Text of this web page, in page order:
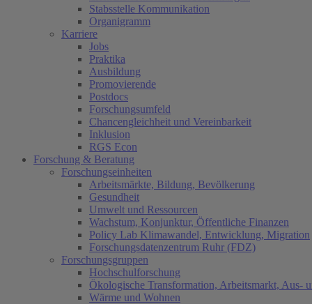
Stabsstelle Kommunikation
Organigramm
Karriere
Jobs
Praktika
Ausbildung
Promovierende
Postdocs
Forschungsumfeld
Chancengleichheit und Vereinbarkeit
Inklusion
RGS Econ
Forschung & Beratung
Forschungseinheiten
Arbeitsmärkte, Bildung, Bevölkerung
Gesundheit
Umwelt und Ressourcen
Wachstum, Konjunktur, Öffentliche Finanzen
Policy Lab Klimawandel, Entwicklung, Migration
Forschungsdatenzentrum Ruhr (FDZ)
Forschungsgruppen
Hochschulforschung
Ökologische Transformation, Arbeitsmarkt, Aus-
Wärme und Wohnen